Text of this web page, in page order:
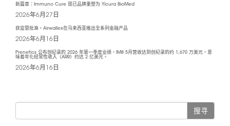
新篇章：Immuno Cure 现已品牌重塑为 Yicura BioMed
2026年6月27日
获监管批准，Airwallex在马来西亚推出全系列金融产品
2026年6月16日
Prenetics 公布创纪录的 2026 年第一季度业绩，IM8 5月营收达到创纪录的约 1,670 万美元，意
味着年化经常性收入（ARR）约达 2 亿美元。
2026年6月16日
搜寻